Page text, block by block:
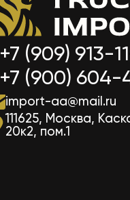
+7 (909) 913-
+7 (900) 604-
import-aa@mail.ru
111625, Москва,
20к2, пом.1